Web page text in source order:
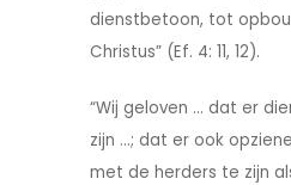
dienstbetoon, tot
Christus” (Ef. 4: 11, 12).
“Wij geloven ... dat er
zijn ...; dat er ook
met de herders te zijn